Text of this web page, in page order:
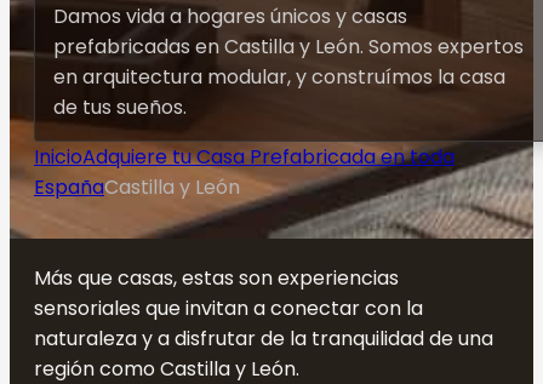
Damos vida a hogares únicos y casas
prefabricadas en Castilla y León. Somos expertos
en arquitectura modular, y construímos la casa
de tus sueños.
InicioAdquiere tu Casa Prefabricada en toda
EspañaCastilla y León
Más que casas, estas son experiencias
sensoriales que invitan a conectar con la
naturaleza y a disfrutar de la tranquilidad de una
región como Castilla y León.